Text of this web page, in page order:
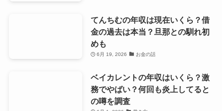
てんちむの年収は現在いくら？借
金の過去は本当？旦那との馴れ初
めも
6月 19, 2026 お金の話
ベイカレントの年収はいくら？激
務でやばい？何回も炎上してると
の噂を調査